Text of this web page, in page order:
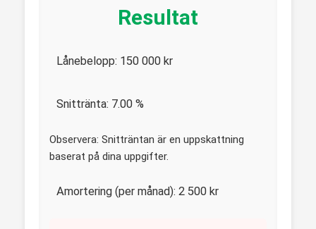
Resultat
Lånebelopp: 150 000 kr
Snittränta: 7.00 %
Observera: Snitträntan är en uppskattning
baserat på dina uppgifter.
Amortering (per månad): 2 500 kr